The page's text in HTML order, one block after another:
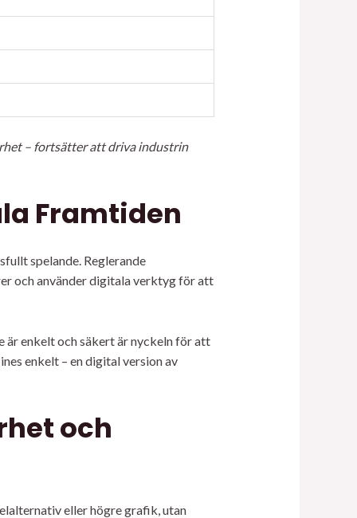
– fortsätter att driva industrin
Framtiden
spelande. Reglerande
och använder digitala verktyg för att
är enkelt och säkert är nyckeln för att
enkelt – en digital version av
och
eller högre grafik, utan